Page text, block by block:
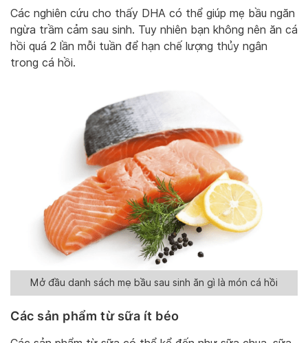
Các nghiên cứu cho thấy DHA có thể giúp mẹ bầu ngăn
ngừa trầm cảm sau sinh. Tuy nhiên bạn không nên ăn cá
hồi quá 2 lần mỗi tuần để hạn chế lượng thủy ngân
trong cá hồi.
Mở đầu danh sách mẹ bầu sau sinh ăn gì là món cá hồi
Các sản phẩm từ sữa ít béo